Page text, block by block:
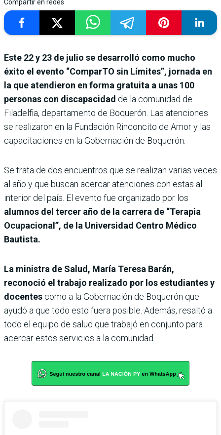
Compartir en redes
Este 22 y 23 de julio se desarrolló como mucho
éxito el evento “ComparTO sin Límites”, jornada en
la que atendieron en forma gratuita a unas 100
personas con discapacidad de la comunidad de
Filadelfia, departamento de Boquerón. Las atenciones
se realizaron en la Fundación Rinconcito de Amor y las
capacitaciones en la Gobernación de Boquerón.
Se trata de dos encuentros que se realizan varias veces
al año y que buscan acercar atenciones con estas al
interior del país. El evento fue organizado por los
alumnos del tercer año de la carrera de “Terapia
Ocupacional”, de la Universidad Centro Médico
Bautista.
La ministra de Salud, María Teresa Barán,
reconoció el trabajo realizado por los estudiantes y
docentes como a la Gobernación de Boquerón que
ayudó a que todo esto fuera posible. Además, resaltó a
todo el equipo de salud que trabajó en conjunto para
acercar estos servicios a la comunidad.